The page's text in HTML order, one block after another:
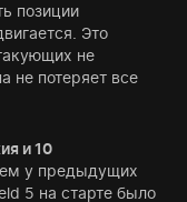
позиции
Это
не
не потеряет все
и 10
у предыдущих
5 на старте было